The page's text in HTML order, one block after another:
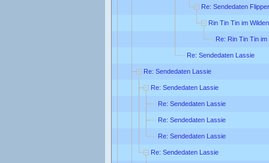
Re: Sendedaten Flipper
Rin Tin Tin im
Re: Rin Tin Tin
Re: Sendedaten Lassie
Re: Sendedaten Lassie
Re: Sendedaten Lassie
Re: Sendedaten Lassie
Re: Sendedaten Lassie
Re: Sendedaten Lassie
Re: Sendedaten Lassie